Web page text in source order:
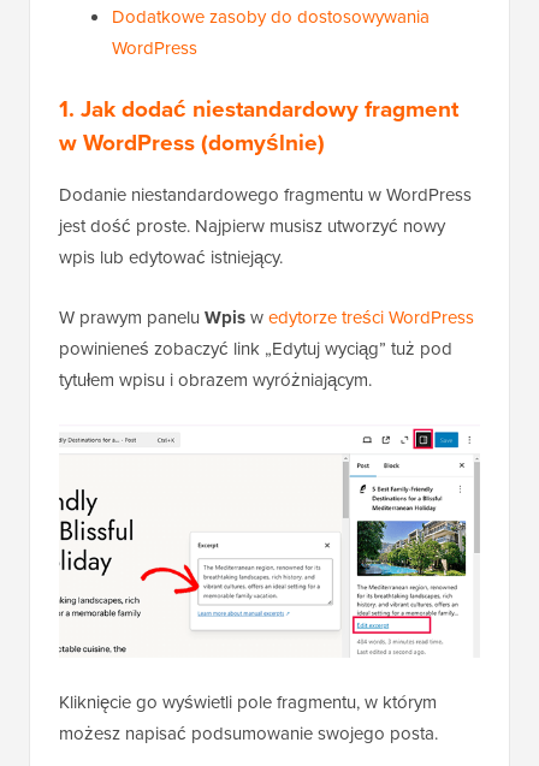
Dodatkowe zasoby do dostosowywania
WordPress
1. Jak dodać niestandardowy fragment
w WordPress (domyślnie)
Dodanie niestandardowego fragmentu w WordPress
jest dość proste. Najpierw musisz utworzyć nowy
wpis lub edytować istniejący.
W prawym panelu Wpiswedytorze treści WordPress
powinieneś zobaczyć link „Edytuj wyciąg” tuż pod
tytułem wpisu i obrazem wyróżniającym.
Kliknięcie go wyświetli pole fragmentu, w którym
możesz napisać podsumowanie swojego posta.